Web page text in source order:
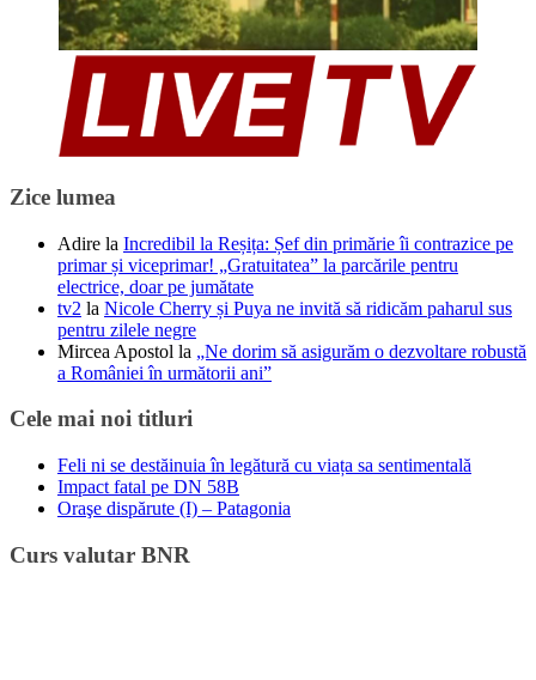
Zice lumea
Adire la Incredibil la Reșița: Șef din primărie îi contrazice pe
primar și viceprimar! „Gratuitatea” la parcările pentru
electrice, doar pe jumătate
tv2 la Nicole Cherry și Puya ne invită să ridicăm paharul sus
pentru zilele negre
Mircea Apostol la „Ne dorim să asigurăm o dezvoltare robustă
a României în următorii ani”
Cele mai noi titluri
Feli ni se destăinuia în legătură cu viața sa sentimentală
Impact fatal pe DN 58B
Oraşe dispărute (I) – Patagonia
Curs valutar BNR